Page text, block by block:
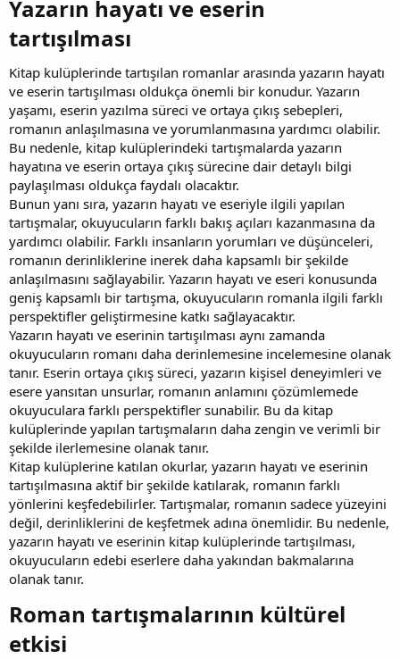
Yazarın hayatı ve eserin
tartışılması​
Kitap kulüplerinde tartışılan romanlar arasında yazarın hayatı
ve eserin tartışılması oldukça önemli bir konudur. Yazarın
yaşamı, eserin yazılma süreci ve ortaya çıkış sebepleri,
romanın anlaşılmasına ve yorumlanmasına yardımcı olabilir.
Bu nedenle, kitap kulüplerindeki tartışmalarda yazarın
hayatına ve eserin ortaya çıkış sürecine dair detaylı bilgi
paylaşılması oldukça faydalı olacaktır.
Bunun yanı sıra, yazarın hayatı ve eseriyle ilgili yapılan
tartışmalar, okuyucuların farklı bakış açıları kazanmasına da
yardımcı olabilir. Farklı insanların yorumları ve düşünceleri,
romanın derinliklerine inerek daha kapsamlı bir şekilde
anlaşılmasını sağlayabilir. Yazarın hayatı ve eseri konusunda
geniş kapsamlı bir tartışma, okuyucuların romanla ilgili farklı
perspektifler geliştirmesine katkı sağlayacaktır.
Yazarın hayatı ve eserinin tartışılması aynı zamanda
okuyucuların romanı daha derinlemesine incelemesine olanak
tanır. Eserin ortaya çıkış süreci, yazarın kişisel deneyimleri ve
esere yansıtan unsurlar, romanın anlamını çözümlemede
okuyuculara farklı perspektifler sunabilir. Bu da kitap
kulüplerinde yapılan tartışmaların daha zengin ve verimli bir
şekilde ilerlemesine olanak tanır.
Kitap kulüplerine katılan okurlar, yazarın hayatı ve eserinin
tartışılmasına aktif bir şekilde katılarak, romanın farklı
yönlerini keşfedebilirler. Tartışmalar, romanın sadece yüzeyini
değil, derinliklerini de keşfetmek adına önemlidir. Bu nedenle,
yazarın hayatı ve eserinin kitap kulüplerinde tartışılması,
okuyucuların edebi eserlere daha yakından bakmalarına
olanak tanır.
Roman tartışmalarının kültürel
etkisi​